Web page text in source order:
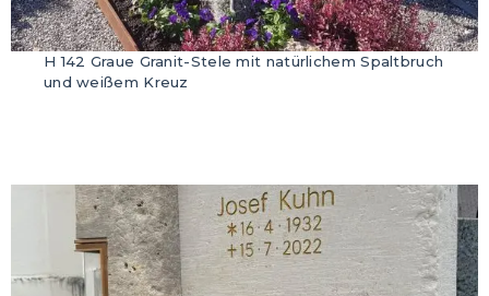
H 142 Graue Granit-Stele mit natürlichem Spaltbruch
und weißem Kreuz